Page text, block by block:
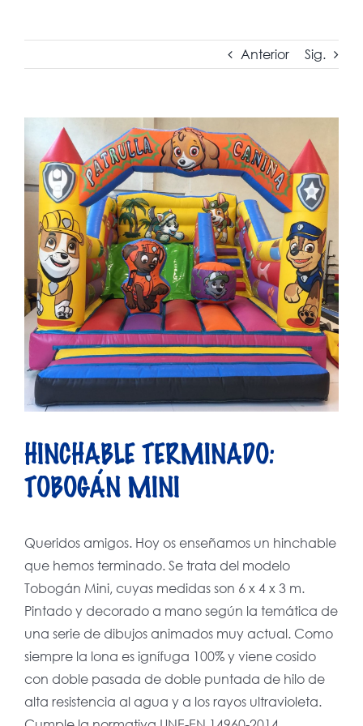
Anterior Sig.
imagen
más
grande
HINCHABLE TERMINADO:
TOBOGÁN MINI
Queridos amigos. Hoy os enseñamos un hinchable
que hemos terminado. Se trata del modelo
Tobogán Mini, cuyas medidas son 6 x 4 x 3 m.
Pintado y decorado a mano según la temática de
una serie de dibujos animados muy actual. Como
siempre la lona es ignífuga 100% y viene cosido
con doble pasada de doble puntada de hilo de
alta resistencia al agua y a los rayos ultravioleta.